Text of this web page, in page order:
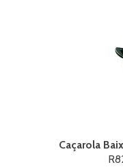
Caçarola